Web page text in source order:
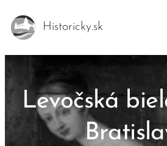
Historicky.sk
Levočská